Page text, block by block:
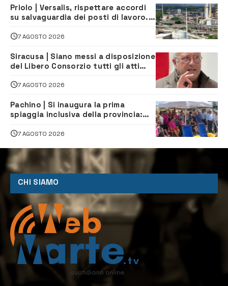
Priolo | Versalis, rispettare accordi
su salvaguardia dei posti di lavoro. Il
7 AGOSTO 2026
Siracusa | Siano messi a disposizione
del Libero Consorzio tutti gli atti
7 AGOSTO 2026
Pachino | Si inaugura la prima
spiaggia inclusiva della provincia:
tutti
7 AGOSTO 2026
CHI SIAMO